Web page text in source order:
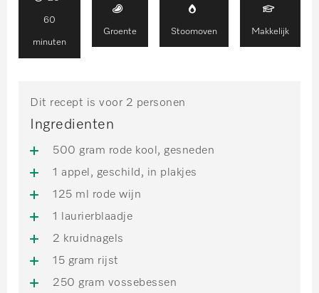
60
minuten
Groente Stoomoven Makkelijk
Dit recept is voor 2 personen
Ingredienten
500 gram rode kool, gesneden
1 appel, geschild, in plakjes
125 ml rode wijn
1 laurierblaadje
2 kruidnagels
15 gram rijst
250 gram vossebessen